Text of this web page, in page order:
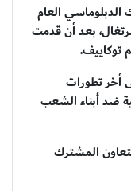
العام
بعد أن قدمت
توكاييف.
أخر تطورات
ضد أبناء الشعب
المشترك